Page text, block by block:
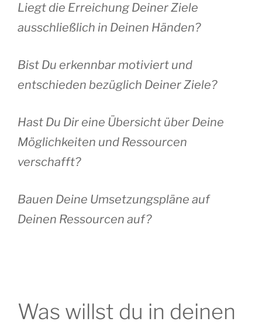
Liegt die Erreichung Deiner Ziele
ausschließlich in Deinen Händen?
Bist Du erkennbar motiviert und
entschieden bezüglich Deiner Ziele?
Hast Du Dir eine Übersicht über Deine
Möglichkeiten und Ressourcen
verschafft?
Bauen Deine Umsetzungspläne auf
Deinen Ressourcen auf?
Was willst du in deinen